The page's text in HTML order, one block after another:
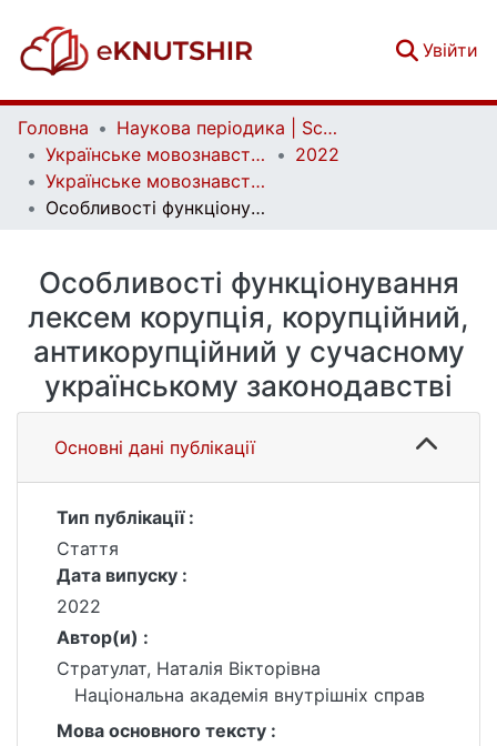
Увійти
Головна
Наукова періодика | Scientific periodicals
Українське мовознавство | Ukrainian linguistics
2022
Українське мовознавство. Випуск 1 (52)
Особливості функціонування лексем корупція, корупційний, антикорупційний у сучасному українському законодавстві
Особливості функціонування
лексем корупція, корупційний,
антикорупційний у сучасному
українському законодавстві
Основні дані публікації
Тип публікації :
Стаття
Дата випуску :
2022
Автор(и) :
Стратулат, Наталія Вікторівна
Національна академія внутрішніх справ
Мова основного тексту :